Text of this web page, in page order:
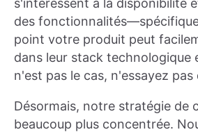
s'intéressent à la disponibilité
des
point votre produit peut
dans leur stack technologique
n'est pas le cas, n'essayez pas
Désormais, notre stratégie de
beaucoup plus concentrée.